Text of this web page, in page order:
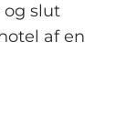
slut
af en